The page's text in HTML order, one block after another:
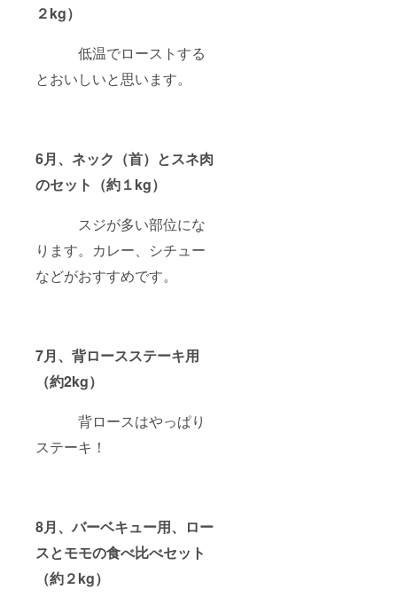
２kg）
低温でローストする
とおいしいと思います。
6月、ネック（首）とスネ肉
のセット（約１kg）
スジが多い部位にな
ります。カレー、シチュー
などがおすすめです。
7月、背ロースステーキ用
（約2kg）
背ロースはやっぱり
ステーキ！
8月、バーベキュー用、ロー
スとモモの食べ比べセット
（約２kg）